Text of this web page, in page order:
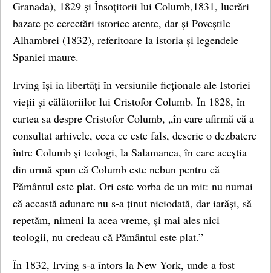
Granada), 1829 și Însoțitorii lui Columb,1831, lucrări
bazate pe cercetări istorice atente, dar și Poveștile
Alhambrei (1832), referitoare la istoria și legendele
Spaniei maure.
Irving își ia libertăți în versiunile ficționale ale Istoriei
vieții și călătoriilor lui Cristofor Columb. În 1828, în
cartea sa despre Cristofor Columb, „în care afirmă că a
consultat arhivele, ceea ce este fals, descrie o dezbatere
între Columb și teologi, la Salamanca, în care aceștia
din urmă spun că Columb este nebun pentru că
Pământul este plat. Ori este vorba de un mit: nu numai
că această adunare nu s-a ținut niciodată, dar iarăși, să
repetăm, nimeni la acea vreme, și mai ales nici
teologii, nu credeau că Pământul este plat.”
În 1832, Irving s-a întors la New York, unde a fost